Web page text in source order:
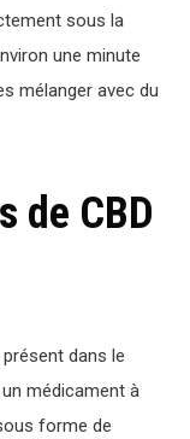
sous la
une minute
mélanger avec du
de CBD
dans le
médicament à
forme de